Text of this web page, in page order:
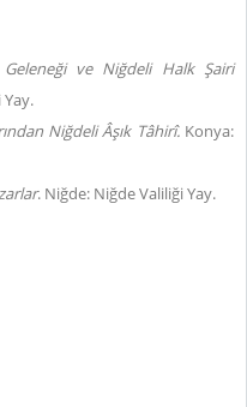
Geleneği ve Niğdeli Halk Şairi
Niğdeli Âşık Tâhirî. Konya:
. Niğde: Niğde Valiliği Yay.